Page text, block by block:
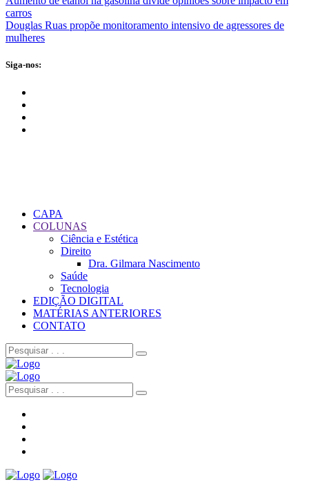
carros
Douglas Ruas propõe monitoramento intensivo de agressores de
mulheres
Siga-nos:
CAPA
COLUNAS
Ciência e Estética
Direito
Dra. Gilmara Nascimento
Saúde
Tecnologia
EDIÇÃO DIGITAL
MATÉRIAS ANTERIORES
CONTATO